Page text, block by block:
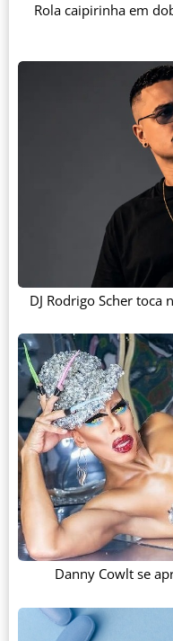
Rola caipirinha em
DJ Rodrigo Scher toca
Danny Cowlt se